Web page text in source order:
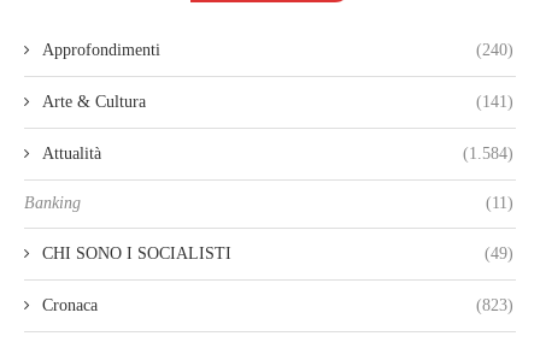
Approfondimenti (240)
Arte & Cultura (141)
Attualità (1.584)
Banking (11)
CHI SONO I SOCIALISTI (49)
Cronaca (823)